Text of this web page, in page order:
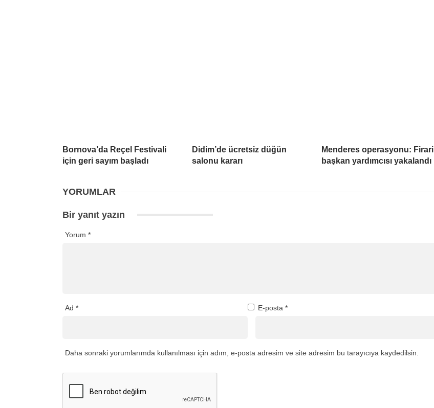
Bornova’da Reçel Festivali
için geri sayım başladı
Didim’de ücretsiz düğün
salonu kararı
Menderes operasyonu: Firari
başkan yardımcısı yakalandı
YORUMLAR
Bir yanıt yazın
Yorum *
Ad * E-posta *
Daha sonraki yorumlarımda kullanılması için adım, e-posta adresim ve site adresim bu tarayıcıya kaydedilsin.